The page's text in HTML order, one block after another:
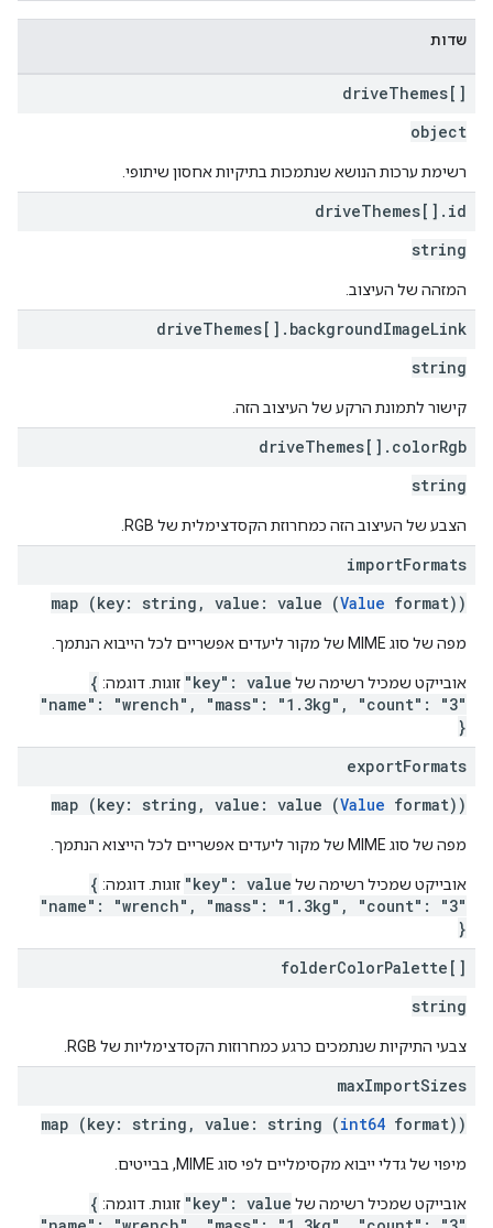
שדות
driveThemes[]
object
רשימת ערכות הנושא שנתמכות בתיקיות אחסון שיתופי.
driveThemes[] . id
string
המזהה של העיצוב.
driveThemes[] . backgroundImageLink
string
קישור לתמונת הרקע של העיצוב הזה.
driveThemes[] . colorRgb
string
הצבע של העיצוב הזה כמחרוזת הקסדצימלית של RGB.
importFormats
map (key: string, value: value (Value format))
מפה של סוג MIME של מקור ליעדים אפשריים לכל הייבוא הנתמך.
אובייקט שמכיל רשימה של "key": value זוגות. דוגמה: {
"name": "wrench", "mass": "1.3kg", "count": "3"
}
exportFormats
map (key: string, value: value (Value format))
מפה של סוג MIME של מקור ליעדים אפשריים לכל הייצוא הנתמך.
אובייקט שמכיל רשימה של "key": value זוגות. דוגמה: {
"name": "wrench", "mass": "1.3kg", "count": "3"
}
folderColorPalette[]
string
צבעי התיקיות שנתמכים כרגע כמחרוזות הקסדצימליות של RGB.
maxImportSizes
map (key: string, value: string (int64 format))
מיפוי של גדלי ייבוא מקסימליים לפי סוג MIME, בבייטים.
אובייקט שמכיל רשימה של "key": value זוגות. דוגמה: {